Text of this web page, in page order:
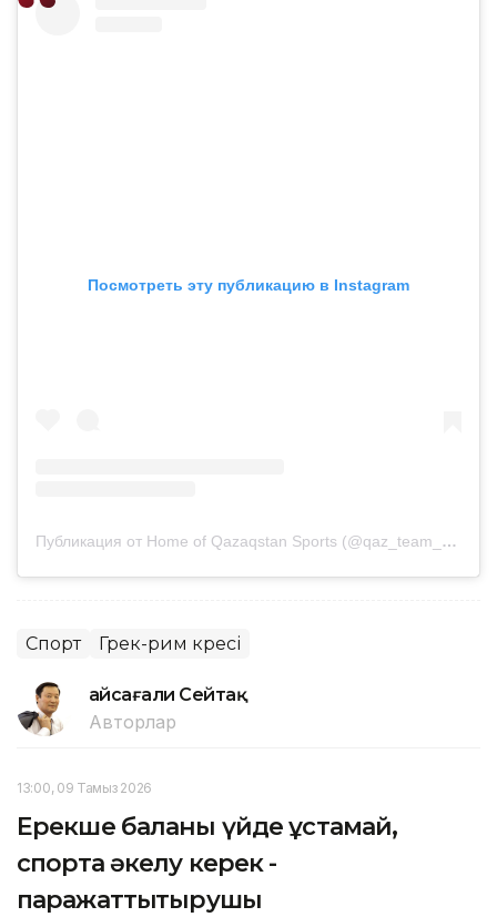
Посмотреть эту публикацию в Instagram
Публикация от Home of Qazaqstan Sports (@qaz_team_official)
Спорт Грек-рим күресі
Ғайсағали Сейтақ
Авторлар
13:00, 09 Тамыз 2026
Ерекше баланы үйде ұстамай,
спортқа әкелу керек -
паражаттықтырушы